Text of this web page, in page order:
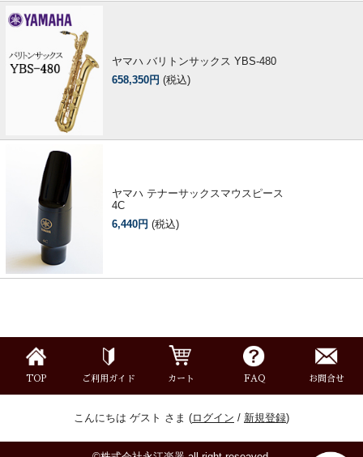
ヤマハ バリトンサックス YBS-480
658,350円 (税込)
ヤマハ テナーサックスマウスピース
4C
6,440円 (税込)
TOP ご利用ガイド カート FAQ お問合せ
こんにちは ゲスト さま (ログイン / 新規登録)